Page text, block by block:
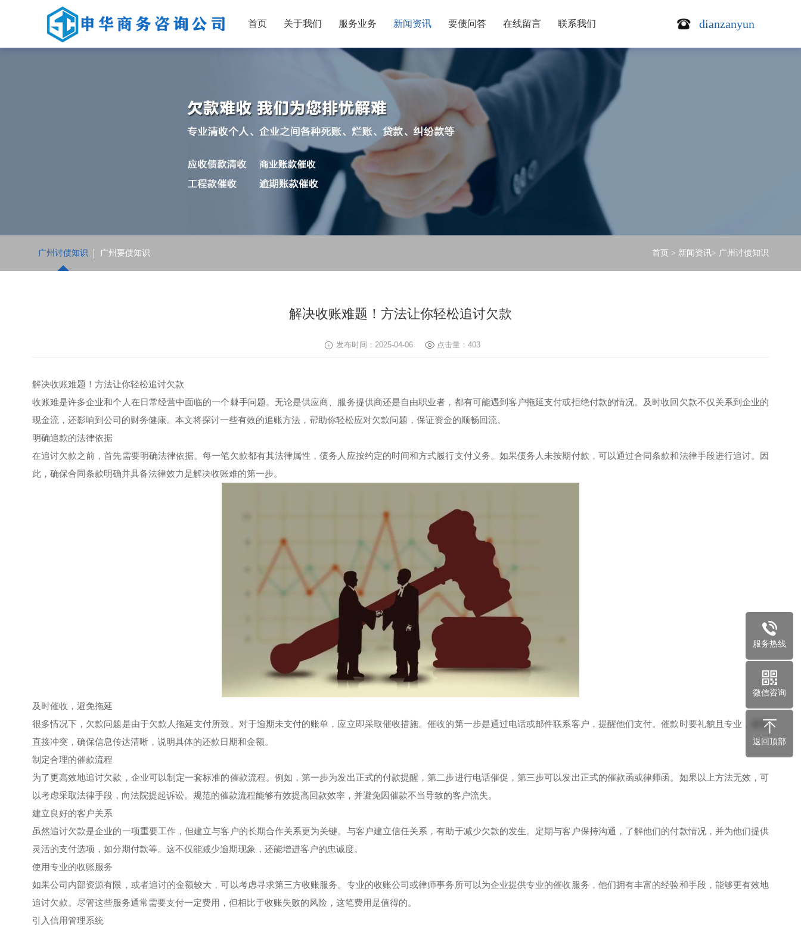
首页 关于我们 服务业务 新闻资讯 要债问答 在线留言 联系我们 dianzanyun
广州讨债知识 广州要债知识 首页 > 新闻资讯> 广州讨债知识
解决收账难题！方法让你轻松追讨欠款
发布时间：2025-04-06 点击量：403
解决收账难题！方法让你轻松追讨欠款
收账难是许多企业和个人在日常经营中面临的一个棘手问题。无论是供应商、服务提供商还是自由职业者，都有可能遇到客户拖延支付或拒绝付款的情况。及时收回欠款不仅关系到企业的
现金流，还影响到公司的财务健康。本文将探讨一些有效的追账方法，帮助你轻松应对欠款问题，保证资金的顺畅回流。
明确追款的法律依据
在追讨欠款之前，首先需要明确法律依据。每一笔欠款都有其法律属性，债务人应按约定的时间和方式履行支付义务。如果债务人未按期付款，可以通过合同条款和法律手段进行追讨。因
此，确保合同条款明确并具备法律效力是解决收账难的第一步。
及时催收，避免拖延
很多情况下，欠款问题是由于欠款人拖延支付所致。对于逾期未支付的账单，应立即采取催收措施。催收的第一步是通过电话或邮件联系客户，提醒他们支付。催款时要礼貌且专业，避免
直接冲突，确保信息传达清晰，说明具体的还款日期和金额。
制定合理的催款流程
为了更高效地追讨欠款，企业可以制定一套标准的催款流程。例如，第一步为发出正式的付款提醒，第二步进行电话催促，第三步可以发出正式的催款函或律师函。如果以上方法无效，可
以考虑采取法律手段，向法院提起诉讼。规范的催款流程能够有效提高回款效率，并避免因催款不当导致的客户流失。
建立良好的客户关系
虽然追讨欠款是企业的一项重要工作，但建立与客户的长期合作关系更为关键。与客户建立信任关系，有助于减少欠款的发生。定期与客户保持沟通，了解他们的付款情况，并为他们提供
灵活的支付选项，如分期付款等。这不仅能减少逾期现象，还能增进客户的忠诚度。
使用专业的收账服务
如果公司内部资源有限，或者追讨的金额较大，可以考虑寻求第三方收账服务。专业的收账公司或律师事务所可以为企业提供专业的催收服务，他们拥有丰富的经验和手段，能够更有效地
追讨欠款。尽管这些服务通常需要支付一定费用，但相比于收账失败的风险，这笔费用是值得的。
引入信用管理系统
服务热线
微信咨询
返回顶部